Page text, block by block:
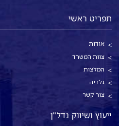
תפריט ראשי
אודות
צוות המשרד
המלצות
גלריה
צור קשר
ייעוץ ושיווק נדל"ן